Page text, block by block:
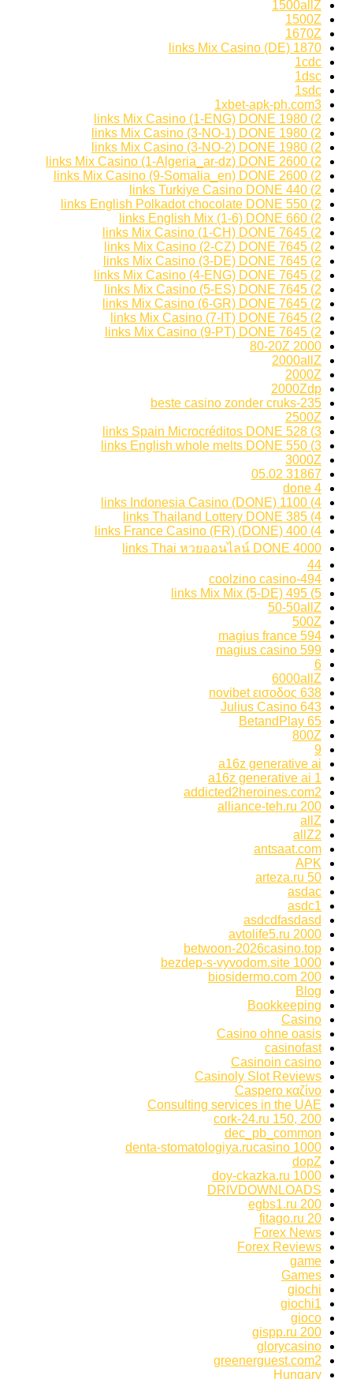
1500allZ
1500Z
1670Z
1870 links Mix Casino (DE)
1cdc
1dsc
1sdc
1xbet-apk-ph.com3
2) 1980 links Mix Casino (1-ENG) DONE
2) 1980 links Mix Casino (3-NO-1) DONE
2) 1980 links Mix Casino (3-NO-2) DONE
2) 2600 links Mix Casino (1-Algeria_ar-dz) DONE
2) 2600 links Mix Casino (9-Somalia_en) DONE
2) 440 links Turkiye Casino DONE
2) 550 links English Polkadot chocolate DONE
2) 660 links English Mix (1-6) DONE
2) 7645 links Mix Casino (1-CH) DONE
2) 7645 links Mix Casino (2-CZ) DONE
2) 7645 links Mix Casino (3-DE) DONE
2) 7645 links Mix Casino (4-ENG) DONE
2) 7645 links Mix Casino (5-ES) DONE
2) 7645 links Mix Casino (6-GR) DONE
2) 7645 links Mix Casino (7-IT) DONE
2) 7645 links Mix Casino (9-PT) DONE
2000 80-20Z
2000allZ
2000Z
2000Zdp
235-beste casino zonder cruks
2500Z
3) 528 links Spain Microcréditos DONE
3) 550 links English whole melts DONE
3000Z
31867 05.02
4 done
4) 1100 links Indonesia Casino (DONE)
4) 385 links Thailand Lottery DONE
4) 400 links France Casino (FR) (DONE)
4000 links Thai หวยออนไลน์ DONE
44
494-coolzino casino
5) 495 links Mix Mix (5-DE)
50-50allZ
500Z
594 magius france
599 magius casino
6
6000allZ
638 novibet εισοδος
643 Julius Casino
65 BetandPlay
800Z
9
a16z generative ai
a16z generative ai 1
addicted2heroines.com2
alliance-teh.ru 200
allZ
allZ2
antsaat.com
APK
arteza.ru 50
asdac
asdc1
asdcdfasdasd
avtolife5.ru 2000
betwoon-2026casino.top
bezdep-s-vyvodom.site 1000
biosidermo.com 200
Blog
Bookkeeping
Casino
Casino ohne oasis
casinofast
Casinoin casino
Casinoly Slot Reviews
Caspero καζίνο
Consulting services in the UAE
cork-24.ru 150, 200
dec_pb_common
denta-stomatologiya.rucasino 1000
dopZ
doy-ckazka.ru 1000
DRIVDOWNLOADS
egbs1.ru 200
fitago.ru 20
Forex News
Forex Reviews
game
Games
giochi
giochi1
gioco
gispp.ru 200
glorycasino
greenerguest.com2
Hungary